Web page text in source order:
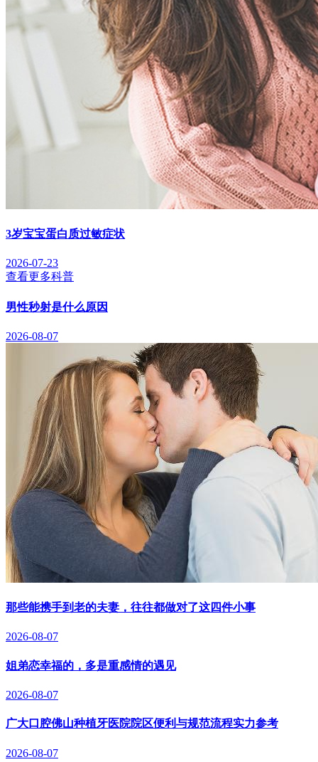
3岁宝宝蛋白质过敏症状
2026-07-23
查看更多科普
男性秒射是什么原因
2026-08-07
那些能携手到老的夫妻，往往都做对了这四件小事
2026-08-07
姐弟恋幸福的，多是重感情的遇见
2026-08-07
广大口腔佛山种植牙医院院区便利与规范流程实力参考
2026-08-07